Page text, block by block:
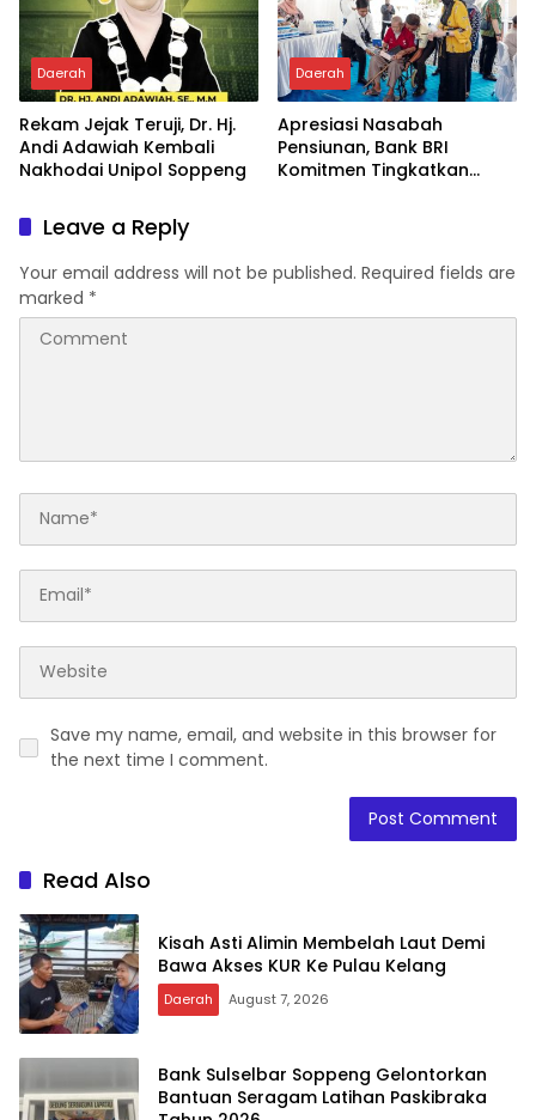
Daerah
Rekam Jejak Teruji, Dr. Hj.
Andi Adawiah Kembali
Nakhodai Unipol Soppeng
Daerah
Apresiasi Nasabah
Pensiunan, Bank BRI
Komitmen Tingkatkan
Leave a Reply
Your email address will not be published. Required fields are
marked *
Save my name, email, and website in this browser for
the next time I comment.
Read Also
Kisah Asti Alimin Membelah Laut Demi
Bawa Akses KUR Ke Pulau Kelang
Daerah August 7, 2026
Bank Sulselbar Soppeng Gelontorkan
Bantuan Seragam Latihan Paskibraka